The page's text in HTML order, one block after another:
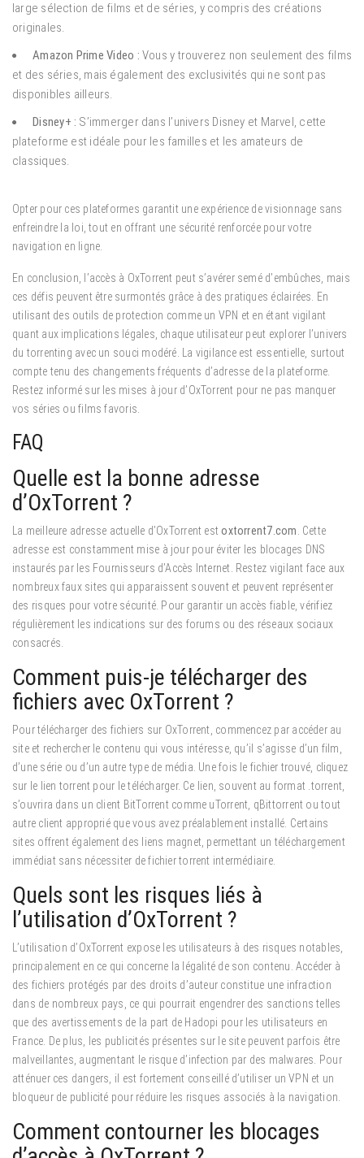
large sélection de films et de séries, y compris des créations
originales.
Amazon Prime Video : Vous y trouverez non seulement des films
et des séries, mais également des exclusivités qui ne sont pas
disponibles ailleurs.
Disney+ : S’immerger dans l’univers Disney et Marvel, cette
plateforme est idéale pour les familles et les amateurs de
classiques.
Opter pour ces plateformes garantit une expérience de visionnage sans
enfreindre la loi, tout en offrant une sécurité renforcée pour votre
navigation en ligne.
En conclusion, l’accès à OxTorrent peut s’avérer semé d’embûches, mais
ces défis peuvent être surmontés grâce à des pratiques éclairées. En
utilisant des outils de protection comme un VPN et en étant vigilant
quant aux implications légales, chaque utilisateur peut explorer l’univers
du torrenting avec un souci modéré. La vigilance est essentielle, surtout
compte tenu des changements fréquents d’adresse de la plateforme.
Restez informé sur les mises à jour d’OxTorrent pour ne pas manquer
vos séries ou films favoris.
FAQ
Quelle est la bonne adresse
d’OxTorrent ?
La meilleure adresse actuelle d’OxTorrent est oxtorrent7.com . Cette
adresse est constamment mise à jour pour éviter les blocages DNS
instaurés par les Fournisseurs d’Accès Internet. Restez vigilant face aux
nombreux faux sites qui apparaissent souvent et peuvent représenter
des risques pour votre sécurité. Pour garantir un accès fiable, vérifiez
régulièrement les indications sur des forums ou des réseaux sociaux
consacrés.
Comment puis-je télécharger des
fichiers avec OxTorrent ?
Pour télécharger des fichiers sur OxTorrent, commencez par accéder au
site et rechercher le contenu qui vous intéresse, qu’il s’agisse d’un film,
d’une série ou d’un autre type de média. Une fois le fichier trouvé, cliquez
sur le lien torrent pour le télécharger. Ce lien, souvent au format .torrent,
s’ouvrira dans un client BitTorrent comme uTorrent, qBittorrent ou tout
autre client approprié que vous avez préalablement installé. Certains
sites offrent également des liens magnet, permettant un téléchargement
immédiat sans nécessiter de fichier torrent intermédiaire.
Quels sont les risques liés à
l’utilisation d’OxTorrent ?
L’utilisation d’OxTorrent expose les utilisateurs à des risques notables,
principalement en ce qui concerne la légalité de son contenu. Accéder à
des fichiers protégés par des droits d’auteur constitue une infraction
dans de nombreux pays, ce qui pourrait engendrer des sanctions telles
que des avertissements de la part de Hadopi pour les utilisateurs en
France. De plus, les publicités présentes sur le site peuvent parfois être
malveillantes, augmentant le risque d’infection par des malwares. Pour
atténuer ces dangers, il est fortement conseillé d’utiliser un VPN et un
bloqueur de publicité pour réduire les risques associés à la navigation.
Comment contourner les blocages